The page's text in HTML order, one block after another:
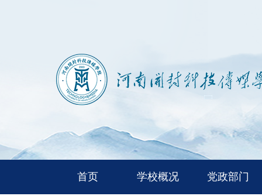
首页 学校概况 党政部门